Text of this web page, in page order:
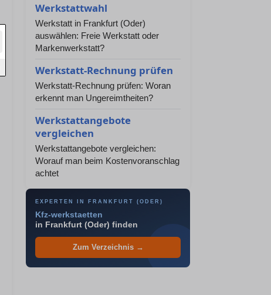
Werkstattwahl
Werkstatt in Frankfurt (Oder)
auswählen: Freie Werkstatt oder
Markenwerkstatt?
Werkstatt-Rechnung prüfen
Werkstatt-Rechnung prüfen: Woran
erkennt man Ungereimtheiten?
Werkstattangebote
vergleichen
Werkstattangebote vergleichen:
Worauf man beim Kostenvoranschlag
achtet
EXPERTEN IN FRANKFURT (ODER)
Kfz-werkstaetten
in Frankfurt (Oder) finden
Zum Verzeichnis →